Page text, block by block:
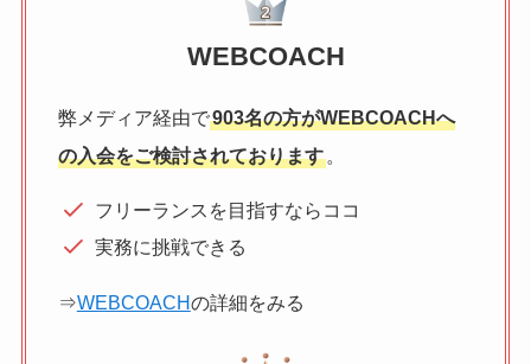
WEBCOACH
弊メディア経由で903名の方がWEBCOACHへ
の入会をご検討されております。
フリーランスを目指すならココ
実務に挑戦できる
⇒WEBCOACHの詳細をみる